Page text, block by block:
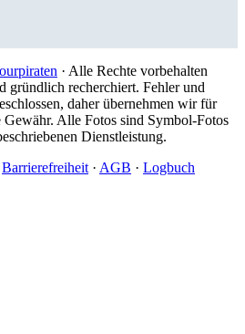
· Alle Rechte vorbehalten
gründlich recherchiert. Fehler und
daher übernehmen wir für
Gewähr. Alle Fotos sind Symbol-Fotos
Dienstleistung.
Barrierefreiheit · AGB · Logbuch